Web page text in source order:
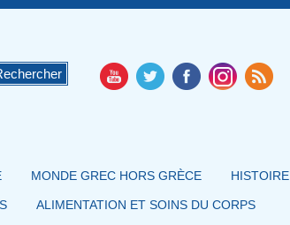
MONDE GREC HORS GRÈCE HISTOIRE
ALIMENTATION ET SOINS DU CORPS